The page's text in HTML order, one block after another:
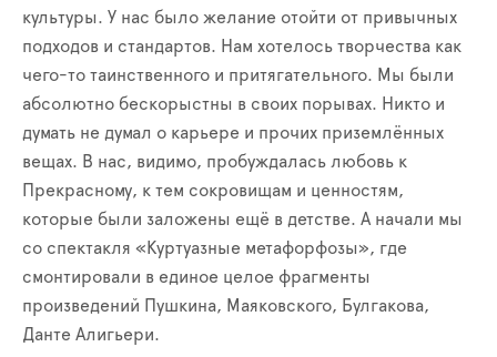
культуры. У нас было желание отойти от привычных
подходов и стандартов. Нам хотелось творчества как
чего-то таинственного и притягательного. Мы были
абсолютно бескорыстны в своих порывах. Никто и
думать не думал о карьере и прочих приземлённых
вещах. В нас, видимо, пробуждалась любовь к
Прекрасному, к тем сокровищам и ценностям,
которые были заложены ещё в детстве. А начали мы
со спектакля «Куртуазные метафорфозы», где
смонтировали в единое целое фрагменты
произведений Пушкина, Маяковского, Булгакова,
Данте Алигьери.